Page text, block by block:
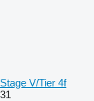
Stage V/Tier 4f
31